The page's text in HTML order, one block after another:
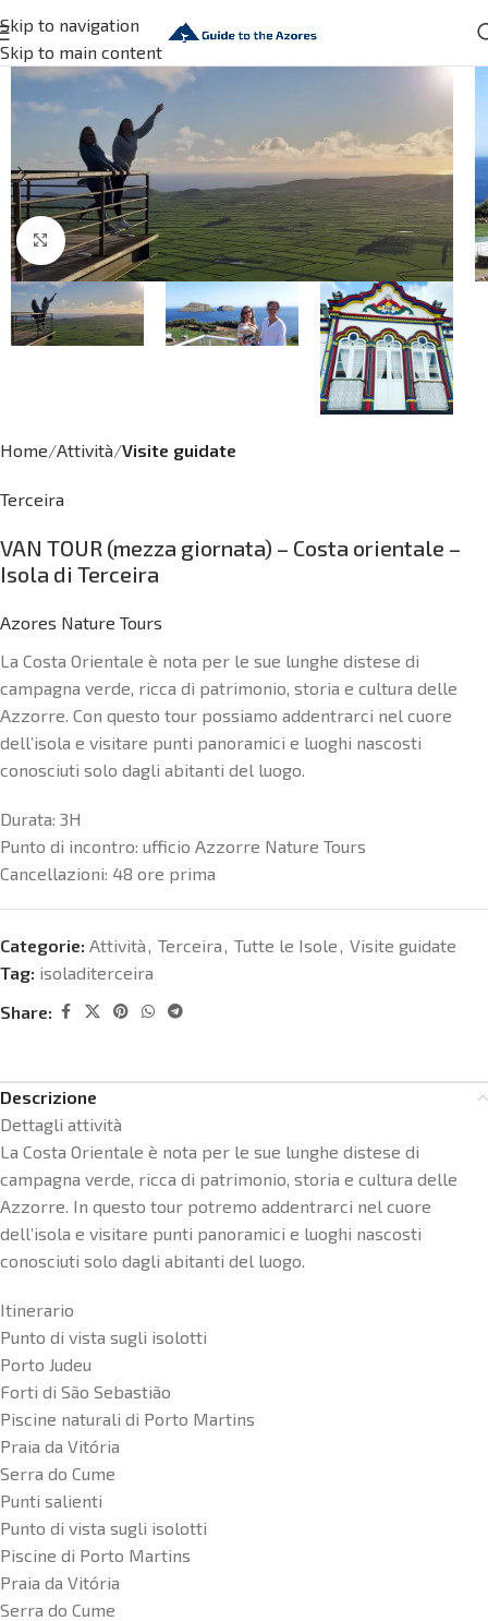
Skip to navigation
Skip to main content
Click to enlarge
Home Attività Visite guidate
Terceira
VAN TOUR (mezza giornata) – Costa orientale –
Isola di Terceira
Azores Nature Tours
La Costa Orientale è nota per le sue lunghe distese di
campagna verde, ricca di patrimonio, storia e cultura delle
Azzorre. Con questo tour possiamo addentrarci nel cuore
dell’isola e visitare punti panoramici e luoghi nascosti
conosciuti solo dagli abitanti del luogo.
Durata: 3H
Punto di incontro: ufficio Azzorre Nature Tours
Cancellazioni: 48 ore prima
Categorie: Attività, Terceira, Tutte le Isole, Visite guidate
Tag: isoladiterceira
Share:
Descrizione
Dettagli attività
La Costa Orientale è nota per le sue lunghe distese di
campagna verde, ricca di patrimonio, storia e cultura delle
Azzorre. In questo tour potremo addentrarci nel cuore
dell’isola e visitare punti panoramici e luoghi nascosti
conosciuti solo dagli abitanti del luogo.
Itinerario
Punto di vista sugli isolotti
Porto Judeu
Forti di São Sebastião
Piscine naturali di Porto Martins
Praia da Vitória
Serra do Cume
Punti salienti
Punto di vista sugli isolotti
Piscine di Porto Martins
Praia da Vitória
Serra do Cume